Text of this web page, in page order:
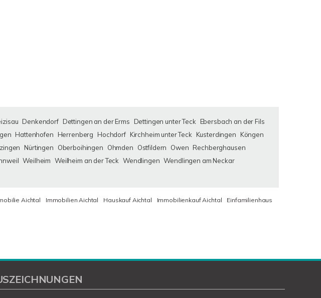
Denkendorf Dettingen an der Erms Dettingen unter Teck
Ebersbach an der Fils
Hattenhofen Herrenberg Hochdorf Kirchheim unter Teck Kusterdingen
Köngen
Nürtingen Oberboihingen Ohmden Ostfildern Owen Rechberghausen
Weilheim Weilheim an der Teck Wendlingen Wendlingen am Neckar
Aichtal Immobilien Aichtal Hauskauf Aichtal Immobilienkauf Aichtal
Einfamilienhaus